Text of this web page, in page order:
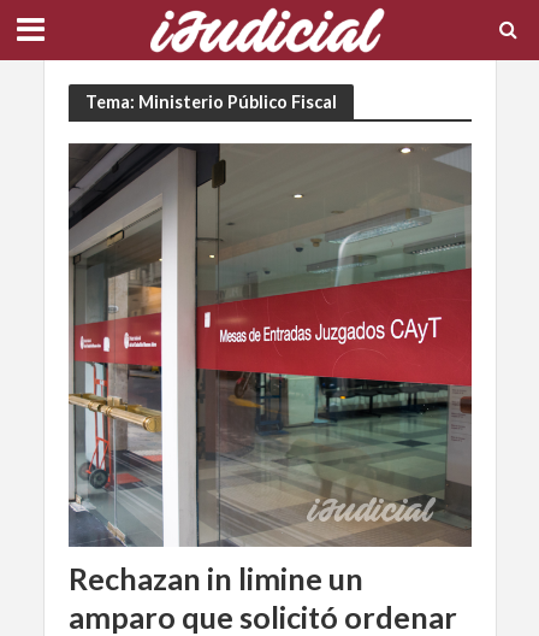
Tema: Ministerio Público Fiscal
Rechazan in limine un
amparo que solicitó ordenar